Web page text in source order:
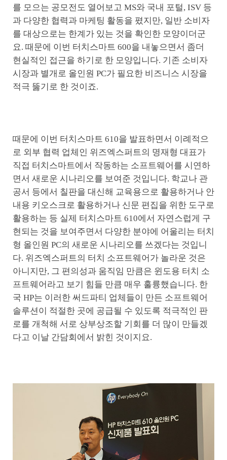
를 모으는 공모전도 열어보고 MS와 국내 포털, ISV 등
과 다양한 협력과 마케팅 활동을 폈지만, 일반 소비자
를 대상으로는 한계가 있는 것을 확인한 모양이더군
요. 때문에 이번 터치스마트 600을 내놓으면서 좀더
현실적인 접근을 하기로 한 모양입니다. 기존 소비자
시장과 별개로 올인원 PC가 필요한 비즈니스 시장을
적극 뚫기로 한 것이죠.
때문에 이번 터치스마트 610을 발표하면서 이례적으
로 외부 협력 업체인 위즈엑스퍼트의 명재형 대표가
직접 터치스마트에서 작동하는 소프트웨어를 시연하
면서 새로운 시나리오를 보여준 것입니다. 학교나 관
공서 등에서 칠판을 대신해 교육용으로 활용하거나 안
내용 키오스크로 활용하거나 신문 편집을 위한 도구로
활용하는 등 실제 터치스마트 610에서 자연스럽게 구
현되는 것을 보여주면서 다양한 분야에 어울리는 터치
형 올인원 PC의 새로운 시나리오를 쓰겠다는 것입니
다. 위즈엑스퍼트의 터치 소프트웨어가 놀라운 것은
아니지만, 그 편의성과 움직임 만큼은 윈도용 터치 소
프트웨어라고 보기 힘들 만큼 매우 훌륭했습니다. 한
국 HP는 이러한 써드파티 업체들이 만든 소프트웨어
솔루션이 적절한 곳에 공급될 수 있도록 적극적인 판
로를 개척해 서로 상부상조할 기회를 더 많이 만들겠
다고 이날 간담회에서 밝힌 것이지요.